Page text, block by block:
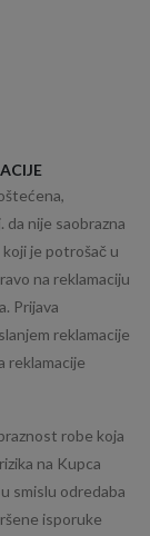
nije saobrazna
je potrošač u
na reklamaciju
Prijava
reklamacije
reklamacije
robe koja
na Kupca
smislu odredaba
isporuke